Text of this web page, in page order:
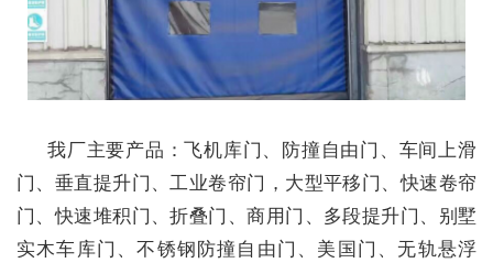
我厂主要产品：飞机库门、防撞自由门、车间上滑
门、垂直提升门、工业卷帘门，大型平移门、快速卷帘
门、快速堆积门、折叠门、商用门、多段提升门、别墅
实木车库门、不锈钢防撞自由门、美国门、无轨悬浮